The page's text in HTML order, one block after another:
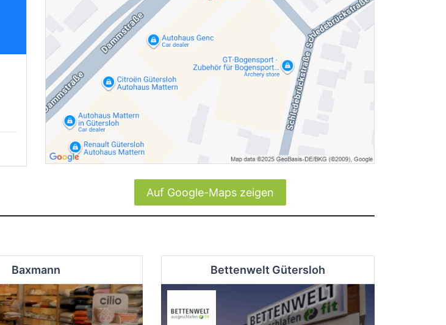
Auf Google-Maps zeigen
Baxmann Bettenwelt Gütersloh